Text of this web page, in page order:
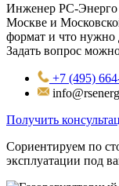
Инженер РС-Энерго
Москве и
формат и что нужно
Задать вопрос
+7 (495)
Получить
Сориентируем по
эксплуатации под